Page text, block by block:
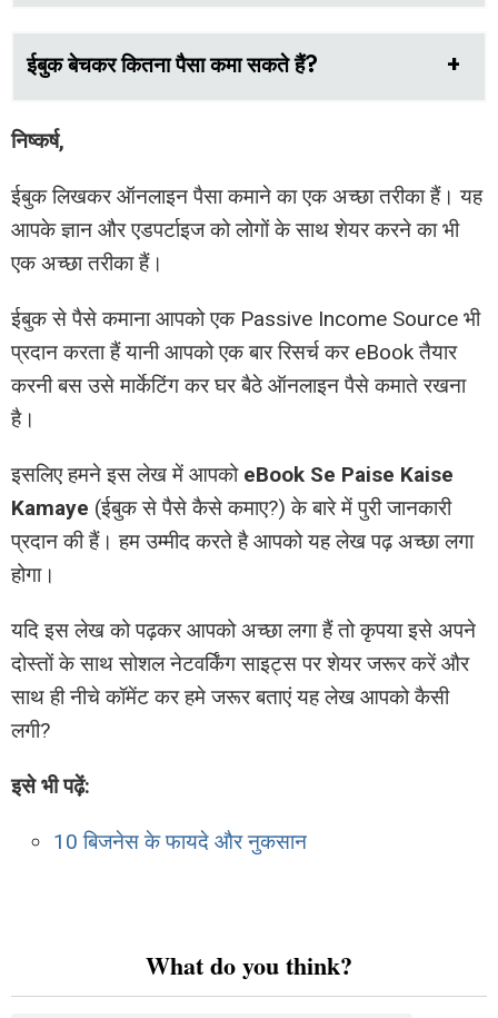
ईबुक बेचकर कितना पैसा कमा सकते हैं?
निष्कर्ष,
ईबुक लिखकर ऑनलाइन पैसा कमाने का एक अच्छा तरीका हैं। यह
आपके ज्ञान और एडपर्टाइज को लोगों के साथ शेयर करने का भी
एक अच्छा तरीका हैं।
ईबुक से पैसे कमाना आपको एक Passive Income Source भी
प्रदान करता हैं यानी आपको एक बार रिसर्च कर eBook तैयार
करनी बस उसे मार्केटिंग कर घर बैठे ऑनलाइन पैसे कमाते रखना
है।
इसलिए हमने इस लेख में आपको eBook Se Paise Kaise
Kamaye (ईबुक से पैसे कैसे कमाए?) के बारे में पुरी जानकारी
प्रदान की हैं। हम उम्मीद करते है आपको यह लेख पढ़ अच्छा लगा
होगा।
यदि इस लेख को पढ़कर आपको अच्छा लगा हैं तो कृपया इसे अपने
दोस्तों के साथ सोशल नेटवर्किंग साइट्स पर शेयर जरूर करें और
साथ ही नीचे कॉमेंट कर हमे जरूर बताएं यह लेख आपको कैसी
लगी?
इसे भी पढ़ें:
10 बिजनेस के फायदे और नुकसान
What do you think?